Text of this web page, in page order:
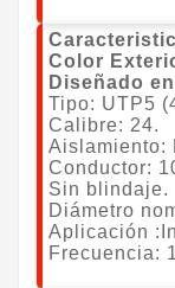
Color
Diseñado
Tipo: UTP5
Calibre: 24.
Aislamiento:
Conductor:
Sin blindaje.
Diámetro
Aplicación
Frecuencia: